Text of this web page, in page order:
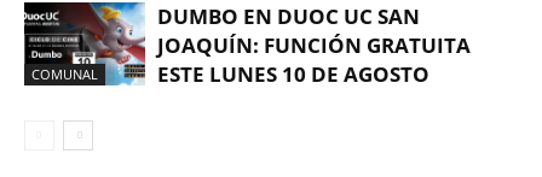
COMUNAL
DUMBO EN DUOC UC SAN
JOAQUÍN: FUNCIÓN GRATUITA
ESTE LUNES 10 DE AGOSTO